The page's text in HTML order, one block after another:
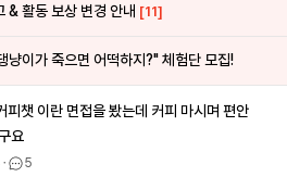
& 활동 보상 변경 안내 [11]
냥이가 죽으면 어떡하지?" 체험단 모집!
요
ㆍ 5